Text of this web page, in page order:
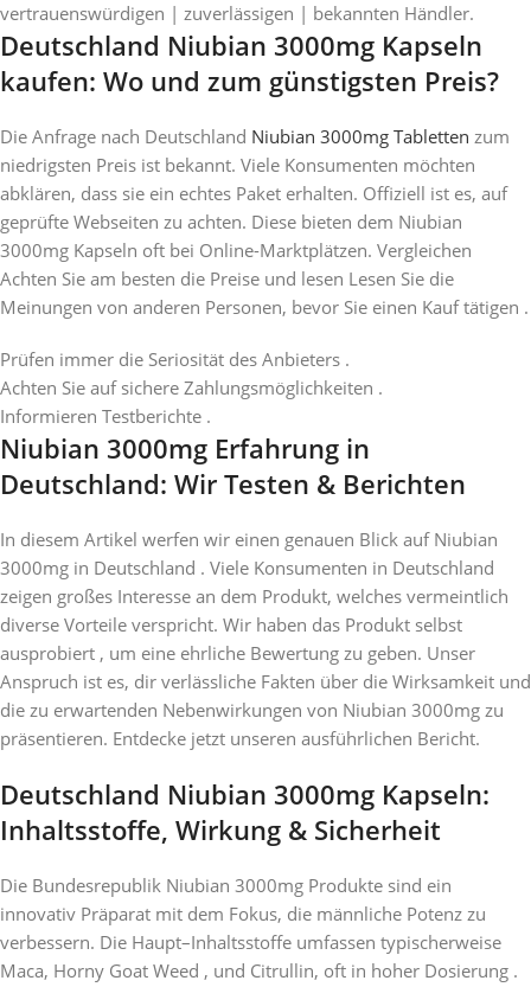
vertrauenswürdigen | zuverlässigen | bekannten Händler.
Deutschland Niubian 3000mg Kapseln
kaufen: Wo und zum günstigsten Preis?
Die Anfrage nach Deutschland Niubian 3000mg Tabletten zum
niedrigsten Preis ist bekannt. Viele Konsumenten möchten
abklären, dass sie ein echtes Paket erhalten. Offiziell ist es, auf
geprüfte Webseiten zu achten. Diese bieten dem Niubian
3000mg Kapseln oft bei Online-Marktplätzen. Vergleichen
Achten Sie am besten die Preise und lesen Lesen Sie die
Meinungen von anderen Personen, bevor Sie einen Kauf tätigen .
Prüfen immer die Seriosität des Anbieters .
Achten Sie auf sichere Zahlungsmöglichkeiten .
Informieren Testberichte .
Niubian 3000mg Erfahrung in
Deutschland: Wir Testen & Berichten
In diesem Artikel werfen wir einen genauen Blick auf Niubian
3000mg in Deutschland . Viele Konsumenten in Deutschland
zeigen großes Interesse an dem Produkt, welches vermeintlich
diverse Vorteile verspricht. Wir haben das Produkt selbst
ausprobiert , um eine ehrliche Bewertung zu geben. Unser
Anspruch ist es, dir verlässliche Fakten über die Wirksamkeit und
die zu erwartenden Nebenwirkungen von Niubian 3000mg zu
präsentieren. Entdecke jetzt unseren ausführlichen Bericht.
Deutschland Niubian 3000mg Kapseln:
Inhaltsstoffe, Wirkung & Sicherheit
Die Bundesrepublik Niubian 3000mg Produkte sind ein
innovativ Präparat mit dem Fokus, die männliche Potenz zu
verbessern. Die Haupt–Inhaltsstoffe umfassen typischerweise
Maca, Horny Goat Weed , und Citrullin, oft in hoher Dosierung .